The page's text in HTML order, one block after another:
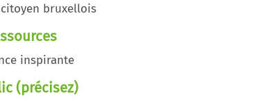
bruxellois
inspirante
(précisez)